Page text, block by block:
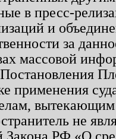
в пресс-
и
за
массовой
Постановления
применения
вытекающим
не
Закона РФ «О